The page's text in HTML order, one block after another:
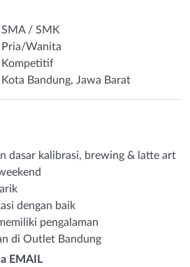
SMA / SMK
Pria/Wanita
Kompetitif
Kota Bandung, Jawa Barat
dasar kalibrasi, brewing & latte art
dengan baik
pengalaman
di Outlet Bandung
EMAIL